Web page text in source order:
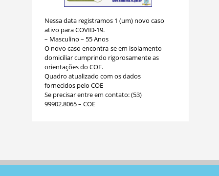
Nessa data registramos 1 (um) novo caso
ativo para COVID-19.
– Masculino – 55 Anos
O novo caso encontra-se em isolamento
domiciliar cumprindo rigorosamente as
orientações do COE.
Quadro atualizado com os dados
fornecidos pelo COE
Se precisar entre em contato: (53)
99902.8065 – COE